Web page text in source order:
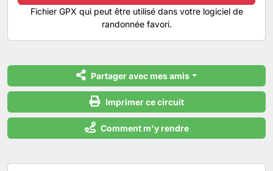
Fichier GPX qui peut être utilisé dans votre logiciel de
randonnée favori.
Partager avec mes amis
Imprimer ce circuit
Comment m'y rendre